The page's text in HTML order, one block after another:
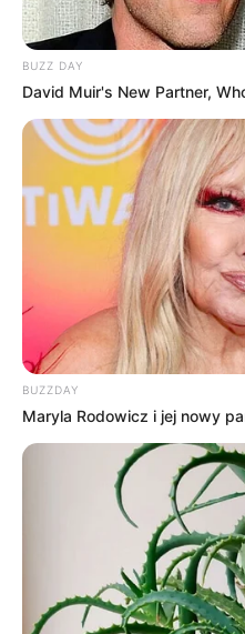
BUZZ DAY
David Muir's New Partner,
BUZZDAY
Maryla Rodowicz i jej nowy